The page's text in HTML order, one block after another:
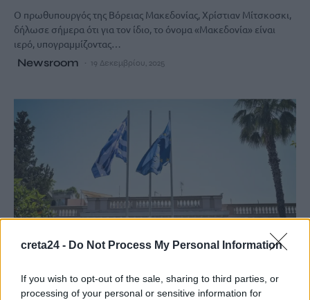
creta24 - Do Not Process My Personal Information
If you wish to opt-out of the sale, sharing to third parties, or
processing of your personal or sensitive information for
Ο πρωθυπουργός της Βόρειας Μακεδονίας, Χρίστιαν Μίτσκοσκι,
δήλωσε σήμερα ότι για τον ίδιο, το όνομα «Μακεδονία» είναι
ιερό, υπογραμμίζοντας…
Newsroom 19 Δεκεμβρίου, 2025
ΚΟΙΝΩΝΙΑ